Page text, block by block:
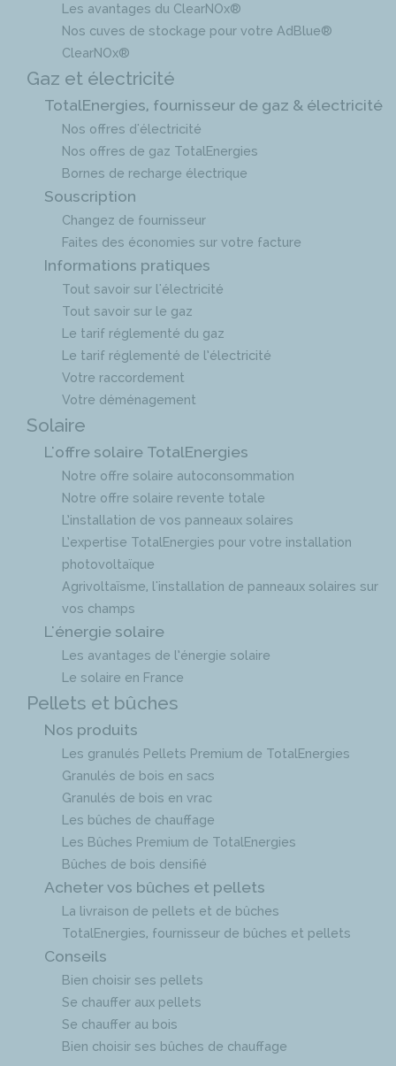
Les avantages du ClearNOx®
Nos cuves de stockage pour votre AdBlue®
ClearNOx®
Gaz et électricité
TotalEnergies, fournisseur de gaz & électricité
Nos offres d'électricité
Nos offres de gaz TotalEnergies
Bornes de recharge électrique
Souscription
Changez de fournisseur
Faites des économies sur votre facture
Informations pratiques
Tout savoir sur l'électricité
Tout savoir sur le gaz
Le tarif réglementé du gaz
Le tarif réglementé de l’électricité
Votre raccordement
Votre déménagement
Solaire
L'offre solaire TotalEnergies
Notre offre solaire autoconsommation
Notre offre solaire revente totale
L’installation de vos panneaux solaires
L’expertise TotalEnergies pour votre installation
photovoltaïque
Agrivoltaïsme, l'installation de panneaux solaires sur
vos champs
L'énergie solaire
Les avantages de l’énergie solaire
Le solaire en France
Pellets et bûches
Nos produits
Les granulés Pellets Premium de TotalEnergies
Granulés de bois en sacs
Granulés de bois en vrac
Les bûches de chauffage
Les Bûches Premium de TotalEnergies
Bûches de bois densifié
Acheter vos bûches et pellets
La livraison de pellets et de bûches
TotalEnergies, fournisseur de bûches et pellets
Conseils
Bien choisir ses pellets
Se chauffer aux pellets
Se chauffer au bois
Bien choisir ses bûches de chauffage